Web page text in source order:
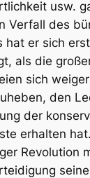
usw.
Verfall des
hat er sich
als die
sich
den
der
erhalten
Revolution